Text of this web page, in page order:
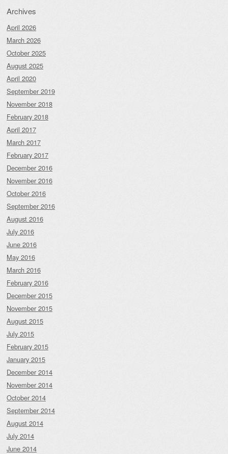
Archives
April 2026
March 2026
October 2025
August 2025
April 2020
September 2019
November 2018
February 2018
April 2017
March 2017
February 2017
December 2016
November 2016
October 2016
September 2016
August 2016
July 2016
June 2016
May 2016
March 2016
February 2016
December 2015
November 2015
August 2015
July 2015
February 2015
January 2015
December 2014
November 2014
October 2014
September 2014
August 2014
July 2014
June 2014